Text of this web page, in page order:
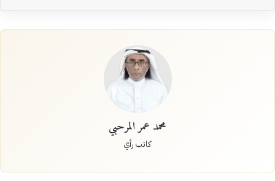
محمد عمر المرحبي
كاتب رأي